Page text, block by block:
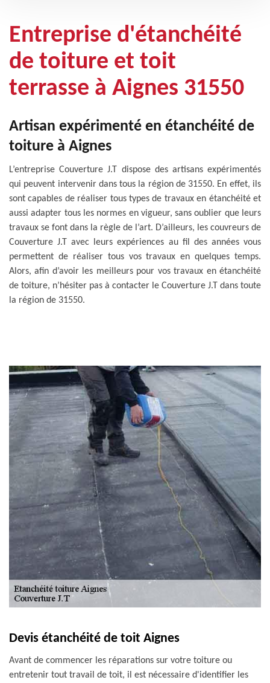
Entreprise d'étanchéité
de toiture et toit
terrasse à Aignes 31550
Artisan expérimenté en étanchéité de
toiture à Aignes
L’entreprise Couverture J.T dispose des artisans expérimentés
qui peuvent intervenir dans tous la région de 31550. En effet, ils
sont capables de réaliser tous types de travaux en étanchéité et
aussi adapter tous les normes en vigueur, sans oublier que leurs
travaux se font dans la règle de l’art. D’ailleurs, les couvreurs de
Couverture J.T avec leurs expériences au fil des années vous
permettent de réaliser tous vos travaux en quelques temps.
Alors, afin d’avoir les meilleurs pour vos travaux en étanchéité
de toiture, n’hésiter pas à contacter le Couverture J.T dans toute
la région de 31550.
Devis étanchéité de toit Aignes
Avant de commencer les réparations sur votre toiture ou
entretenir tout travail de toit, il est nécessaire d'identifier les